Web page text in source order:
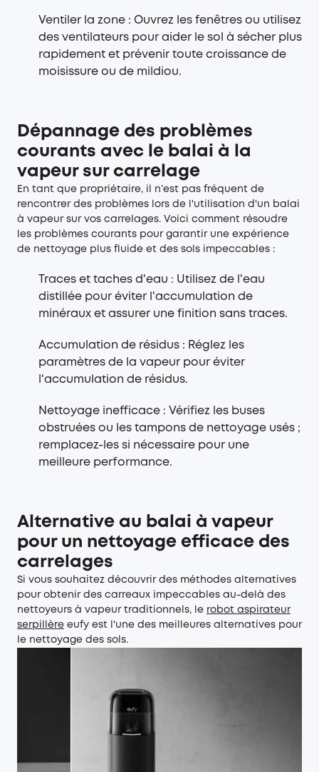
Ventiler la zone : Ouvrez les fenêtres ou utilisez
des ventilateurs pour aider le sol à sécher plus
rapidement et prévenir toute croissance de
moisissure ou de mildiou.
Dépannage des problèmes
courants avec le balai à la
vapeur sur carrelage
En tant que propriétaire, il n’est pas fréquent de
rencontrer des problèmes lors de l'utilisation d'un balai
à vapeur sur vos carrelages. Voici comment résoudre
les problèmes courants pour garantir une expérience
de nettoyage plus fluide et des sols impeccables :
Traces et taches d'eau : Utilisez de l'eau
distillée pour éviter l'accumulation de
minéraux et assurer une finition sans traces.
Accumulation de résidus : Réglez les
paramètres de la vapeur pour éviter
l'accumulation de résidus.
Nettoyage inefficace : Vérifiez les buses
obstruées ou les tampons de nettoyage usés ;
remplacez-les si nécessaire pour une
meilleure performance.
Alternative au balai à vapeur
pour un nettoyage efficace des
carrelages
Si vous souhaitez découvrir des méthodes alternatives
pour obtenir des carreaux impeccables au-delà des
nettoyeurs à vapeur traditionnels, le robot aspirateur
serpillère eufy est l'une des meilleures alternatives pour
le nettoyage des sols.